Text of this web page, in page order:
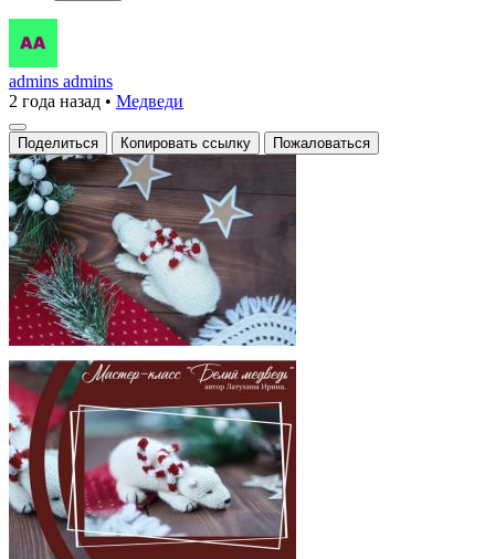
Белый
медведь
admins admins
2 года назад • Медведи
Поделиться Копировать ссылку Пожаловаться